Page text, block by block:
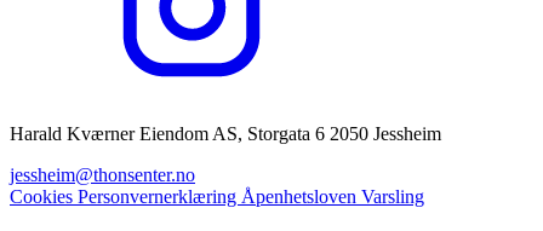
Harald Kværner Eiendom AS, Storgata 6 2050 Jessheim
jessheim@thonsenter.no
Cookies Personvernerklæring Åpenhetsloven Varsling